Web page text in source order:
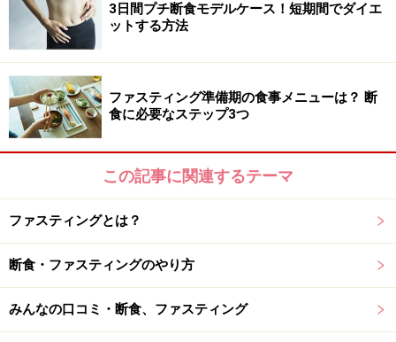
でに夕食を終えて、翌朝までは水分以外は摂取しないこ
とをオススメしています。やり方はこちらへ≫
少ない日は夜だけ断食
第2位 主食のみ断食
……主食の米やパン、麺などをカットし、やさしい糖質オ
フです。1日3食、野菜やたんぱく質メニューのみです
が、期限は1～3日間と決めるのでつらくありません。や
第3位 週末のみ断食
……週末の1～2日のみ、固形物を口に入れずに実施する断
食です。方法は、水分や酵素ジュースなどは摂ってOKで
す。やり方はこちらへ≫平日が多忙な人は週末断食＋リ
3日間プチ断食モデルケース！短期間でダイエ
ットする方法
ファスティング準備期の食事メニューは？ 断
食に必要なステップ3つ
この記事に関連するテーマ
ファスティングとは？
断食・ファスティングのやり方
みんなの口コミ・断食、ファスティング